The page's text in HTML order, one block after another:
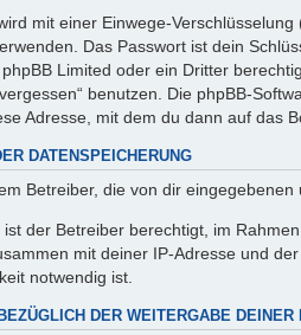
mit einer Einwege-
Das Passwort ist dein
Limited oder ein Dritter
benutzen. Die phpBB-
Adresse, mit dem du dann auf das
DATENSPEICHERUNG
Betreiber, die von dir
der Betreiber berechtigt, im
mit deiner IP-Adresse und
notwendig ist.
DER WEITERGABE DEINER